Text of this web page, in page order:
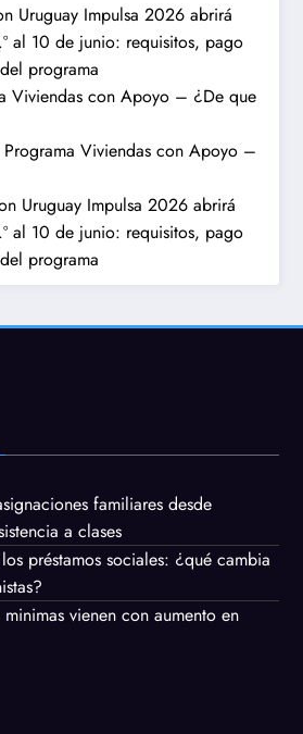
Uruguay Impulsa 2026 abrirá
al 10 de junio: requisitos, pago
programa
Viviendas con Apoyo – ¿De que
Programa Viviendas con Apoyo –
Uruguay Impulsa 2026 abrirá
al 10 de junio: requisitos, pago
programa
familiares desde
a clases
préstamos sociales: ¿qué cambia
vienen con aumento en